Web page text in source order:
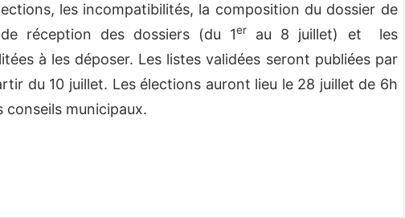
les incompatibilités, la composition du dossier de
réception des dossiers (du 1er
au 8 juillet) et les
à les déposer. Les listes validées seront publiées par
du 10 juillet. Les élections auront lieu le 28 juillet de 6h
conseils municipaux.